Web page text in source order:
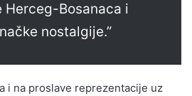
Herceg-Bosanaca i
nostalgije.”
i na proslave reprezentacije uz